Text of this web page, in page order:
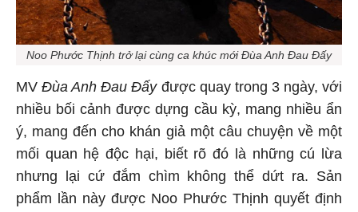
Noo Phước Thịnh trở lại cùng ca khúc mới Đùa Anh Đau Đấy
MVĐùa Anh Đau Đấyđược quay trong 3 ngày, với
nhiều bối cảnh được dựng cầu kỳ, mang nhiều ẩn
ý, mang đến cho khán giả một câu chuyện về một
mối quan hệ độc hại, biết rõ đó là những cú lừa
nhưng lại cứ đắm chìm không thể dứt ra. Sản
phẩm lần này được Noo Phước Thịnh quyết định